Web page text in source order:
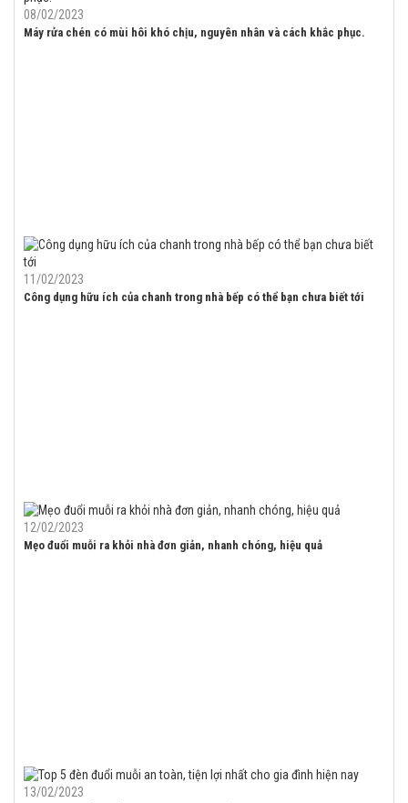
08/02/2023
Máy rửa chén có mùi hôi khó chịu, nguyên nhân và cách khắc phục.
11/02/2023
Công dụng hữu ích của chanh trong nhà bếp có thể bạn chưa biết tới
12/02/2023
Mẹo đuổi muỗi ra khỏi nhà đơn giản, nhanh chóng, hiệu quả
13/02/2023